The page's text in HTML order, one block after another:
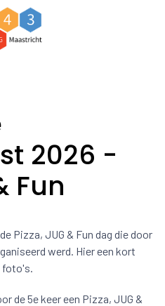
2026 -
Fun
Pizza, JUG & Fun dag die door
werd. Hier een kort
foto's.
de 5e keer een Pizza, JUG &